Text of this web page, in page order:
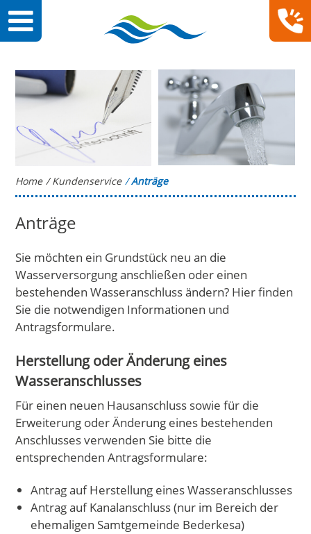
Home Kundenservice Anträge
Anträge
Sie möchten ein Grundstück neu an die
Wasserversorgung anschließen oder einen
bestehenden Wasseranschluss ändern? Hier finden
Sie die notwendigen Informationen und
Antragsformulare.
Herstellung oder Änderung eines
Wasseranschlusses
Für einen neuen Hausanschluss sowie für die
Erweiterung oder Änderung eines bestehenden
Anschlusses verwenden Sie bitte die
entsprechenden Antragsformulare:
Antrag auf Herstellung eines Wasseranschlusses
Antrag auf Kanalanschluss (nur im Bereich der
ehemaligen Samtgemeinde Bederkesa)